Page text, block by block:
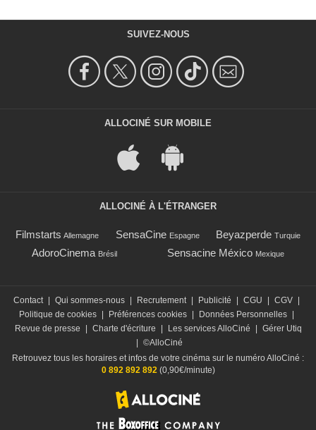
SUIVEZ-NOUS
ALLOCINÉ SUR MOBILE
ALLOCINÉ À L'ÉTRANGER
Filmstarts Allemagne SensaCine Espagne Beyazperde Turquie
AdoroCinema Brésil Sensacine México Mexique
Contact Qui sommes-nous Recrutement Publicité CGU CGV
Politique de cookies
Préférences cookies Données Personnelles
Revue de presse
Charte d'écriture Les services AlloCiné
Gérer Utiq
©AlloCiné
Retrouvez tous les horaires et infos de votre cinéma sur le numéro AlloCiné :
0 892 892 892(0,90€/minute)